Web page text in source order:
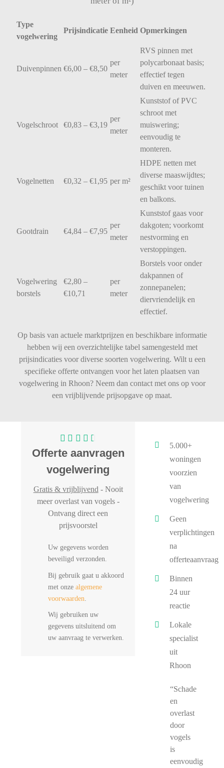
Type
vogelwering
Prijsindicatie Eenheid Opmerkingen
Duivenpinnen €6,00 – €8,50
per
meter
RVS pinnen met
polycarbonaat basis;
effectieftegen
duiven en meeuwen.
Vogelschroot €0,83 – €3,19
per
meter
KunststofofPVC
schroot met
muiswering;
eenvoudig te
monteren.
Vogelnetten €0,32 – €1,95 per m²
HDPE netten met
diverse maaswijdtes;
geschikt voor tuinen
en balkons.
Gootdrain €4,84 – €7,95
per
meter
Kunststof gaas voor
dakgoten; voorkomt
nestvorming en
verstoppingen.
Vogelwering
borstels
€2,80 –
€10,71
per
meter
Borstels voor onder
dakpannen of
zonnepanelen;
diervriendelijk en
effectief.
Op basis van actuele marktprijzen en beschikbare informatie
hebben wij een overzichtelijke tabel samengesteld met
prijsindicaties voor diverse soorten vogelwering. Wilt u een
specifieke offerte ontvangen voor het laten plaatsen van
vogelwering in Rhoon? Neem dan contact met ons op voor
een vrijblijvende prijsopgave op maat.
Offerte aanvragen
vogelwering
Gratis & vrijblijvend - Nooit
meer overlast van vogels -
Ontvang direct een
prijsvoorstel
Uw gegevens worden
beveiligd verzonden.
Bij gebruik gaat u akkoord
met onze algemene
voorwaarden
Wij gebruiken uw
gegevens uitsluitend om
uw aanvraag te verwerken.
5.000+
woningen
voorzien
van
vogelwering
Geen
verplichtingen
na
offerteaanvraag
Binnen
24 uur
reactie
Lokale
specialist
uit
Rhoon
“Schade
en
overlast
door
vogels
is
eenvoudig